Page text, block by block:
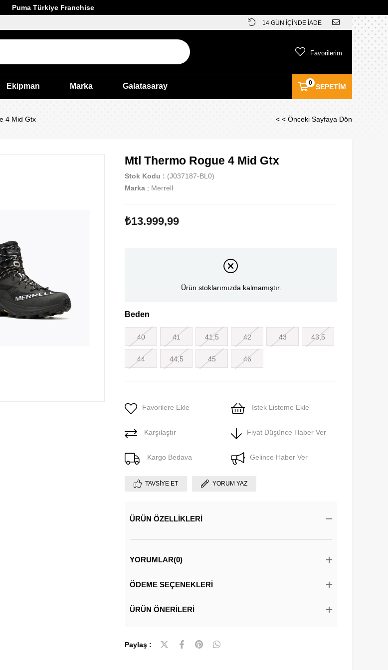
Puma Türkiye Franchise
14 GÜN İÇİNDE İADE
SEPETIM
0
Favorilerim
Ekipman Marka Galatasaray
4 Mid Gtx < < Önceki Sayfaya Dön
Mtl Thermo Rogue 4 Mid Gtx
Stok Kodu
(J037187-BL0)
Marka : Merrell
₺13.999,99
Ürün stoklarımızda kalmamıştır.
Beden
40 41 41,5 42 43 43,5
44 44,5 45 46
Favorilere Ekle İstek Listeme Ekle
Karşılaştır Fiyat Düşünce Haber Ver
Kargo Bedava Gelince Haber Ver
TAVSIYE ET YORUM YAZ
ÜRÜN ÖZELLIKLERI
YORUMLAR(0)
ÖDEME SEÇENEKLERI
ÜRÜN ÖNERILERI
Paylaş :